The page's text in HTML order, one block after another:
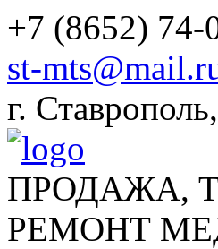
+7 (8652) 74-
st-
г. Ставрополь,
ПРОДАЖА,
РЕМОНТ